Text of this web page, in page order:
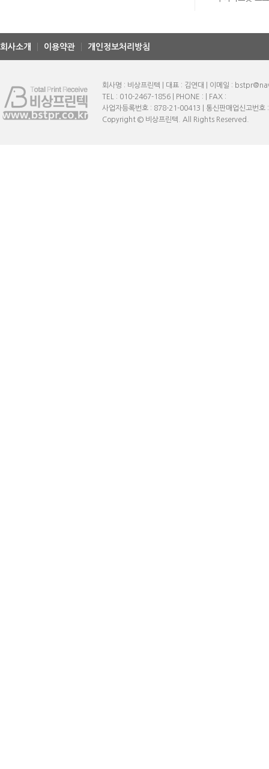
회사소개 이용약관 개인정보처리방침
회사명 : 비상프린텍 | 대표 : 김연대 | 이메일 :
TEL : 010-2467-1856 | PHONE : | FAX :
사업자등록번호 : 878-21-00413 | 통신판매업신고번
Copyright © 비상프린텍. All Rights Reserved.